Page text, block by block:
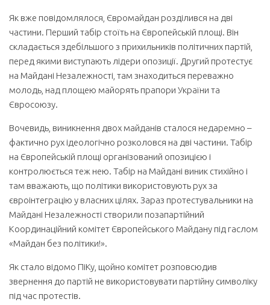
Як вже повідомлялося, Євромайдан розділився на дві
частини. Перший табір стоїть на Європейській площі. Він
складається здебільшого з прихильників політичних партій,
перед якими виступають лідери опозиції. Другий протестує
на Майдані Незалежності, там знаходиться переважно
молодь, над площею майорять прапори України та
Євросоюзу.
Вочевидь, виникнення двох майданів сталося недаремно –
фактично рух ідеологічно розколовся на дві частини. Табір
на Європейській площі організований опозицією і
контролюється теж нею. Табір на Майдані виник стихійно і
там вважають, що політики використовують рух за
євроінтеграцію у власних цілях. Зараз протестувальники на
Майдані Незалежності створили позапартійний
Координаційний комітет Європейського Майдану під гаслом
«Майдан без політики!».
Як стало відомо ПіКу, щойно комітет розповсюдив
звернення до партій не використовувати партійну символіку
під час протестів.